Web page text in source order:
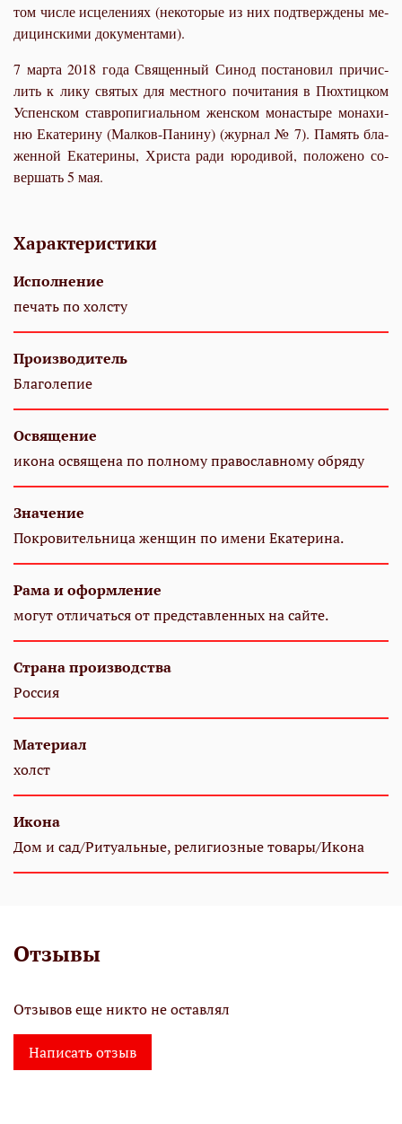
том чис­ле ис­це­ле­ни­ях (неко­то­рые из них под­твер­жде­ны ме­
ди­цин­ски­ми до­ку­мен­та­ми).
7 мар­та 2018 го­да Свя­щен­ный Си­нод по­ста­но­вил при­чис­
лить к ли­ку свя­тых для мест­но­го по­чи­та­ния в Пюх­тиц­ком
Успен­ском став­ро­пи­ги­аль­ном жен­ском мо­на­сты­ре мо­на­хи­
ню Ека­те­ри­ну (Мал­ков-Па­ни­ну) (жур­нал № 7). Па­мять бла­
жен­ной Ека­те­ри­ны, Хри­ста ра­ди юро­ди­вой, по­ло­же­но со­
вер­шать 5 мая.
Характеристики
Исполнение
печать по холсту
Производитель
Благолепие
Освящение
икона освящена по полному православному обряду
Значение
Покровительница женщин по имени Екатерина.
Рама и оформление
могут отличаться от представленных на сайте.
Страна производства
Россия
Материал
холст
Икона
Дом и сад/Ритуальные, религиозные товары/Икона
Отзывы
Отзывов еще никто не оставлял
Написать отзыв